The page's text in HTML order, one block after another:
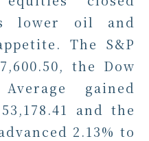
lower oil and
The S&P
the Dow
gained
and the
2.13% to